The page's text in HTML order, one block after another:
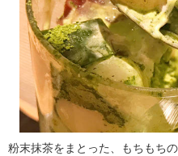
粉末抹茶をまとった、もちもち